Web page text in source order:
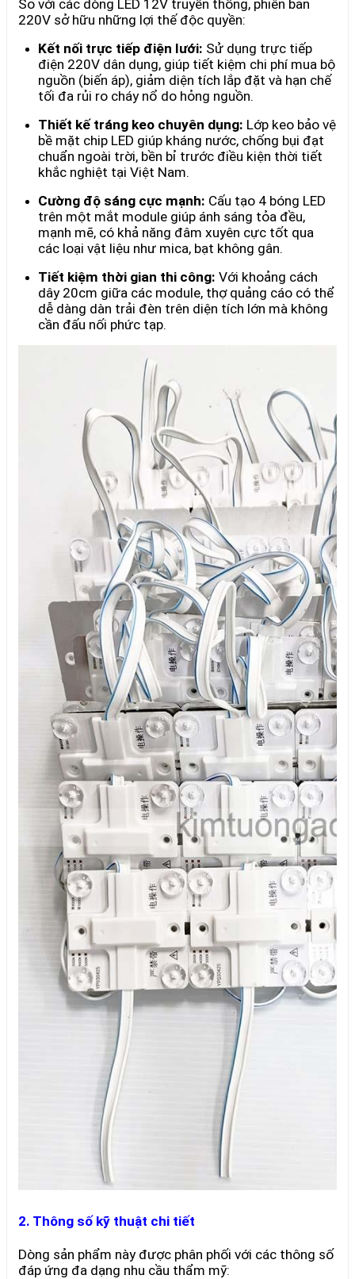
So với các dòng LED 12V truyền thống, phiên bản
220V sở hữu những lợi thế độc quyền:
Kết nối trực tiếp điện lưới: Sử dụng trực tiếp
điện 220V dân dụng, giúp tiết kiệm chi phí mua bộ
nguồn (biến áp), giảm diện tích lắp đặt và hạn chế
tối đa rủi ro cháy nổ do hỏng nguồn.
Thiết kế tráng keo chuyên dụng: Lớp keo bảo vệ
bề mặt chip LED giúp kháng nước, chống bụi đạt
chuẩn ngoài trời, bền bỉ trước điều kiện thời tiết
khắc nghiệt tại Việt Nam.
Cường độ sáng cực mạnh: Cấu tạo 4 bóng LED
trên một mắt module giúp ánh sáng tỏa đều,
mạnh mẽ, có khả năng đâm xuyên cực tốt qua
các loại vật liệu như mica, bạt không gân.
Tiết kiệm thời gian thi công: Với khoảng cách
dây 20cm giữa các module, thợ quảng cáo có thể
dễ dàng dàn trải đèn trên diện tích lớn mà không
cần đấu nối phức tạp.
2. Thông số kỹ thuật chi tiết
Dòng sản phẩm này được phân phối với các thông số
đáp ứng đa dạng nhu cầu thẩm mỹ: